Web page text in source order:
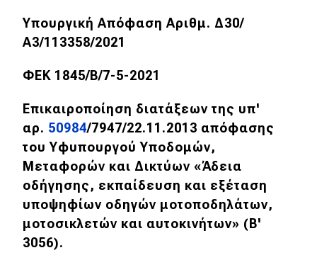
Οδηγός αγοράς
Χρηστικά
Συμβουλές
ΚΤΕΟ
Οδική βοήθεια
eDRIVE
Υπουργική Απόφαση Αριθμ. Δ30/
Α3/113358/2021
ΦΕΚ 1845/Β/7-5-2021
Επικαιροποίηση διατάξεων της υπ'
αρ. 50984/7947/22.11.2013 απόφασης
του Υφυπουργού Υποδομών,
Μεταφορών και Δικτύων «Άδεια
οδήγησης, εκπαίδευση και εξέταση
υποψηφίων οδηγών μοτοποδηλάτων,
μοτοσικλετών και αυτοκινήτων» (Β'
3056).